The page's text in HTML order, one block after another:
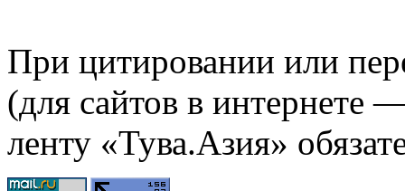
При цитировании или
(для сайтов в интернете
ленту «Тува.Азия»